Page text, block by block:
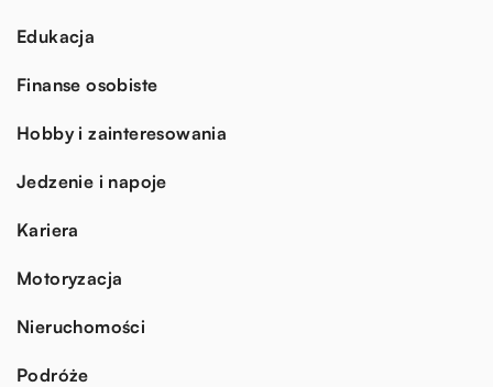
Edukacja
Finanse osobiste
Hobby i zainteresowania
Jedzenie i napoje
Kariera
Motoryzacja
Nieruchomości
Podróże